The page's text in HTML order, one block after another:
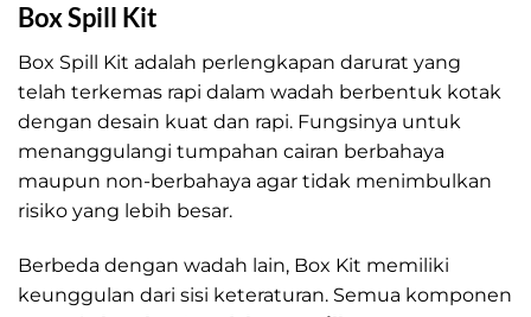
Box Spill Kit
Box Spill Kit adalah perlengkapan darurat yang
telah terkemas rapi dalam wadah berbentuk kotak
dengan desain kuat dan rapi. Fungsinya untuk
menanggulangi tumpahan cairan berbahaya
maupun non-berbahaya agar tidak menimbulkan
risiko yang lebih besar.
Berbeda dengan wadah lain, Box Kit memiliki
keunggulan dari sisi keteraturan. Semua komponen